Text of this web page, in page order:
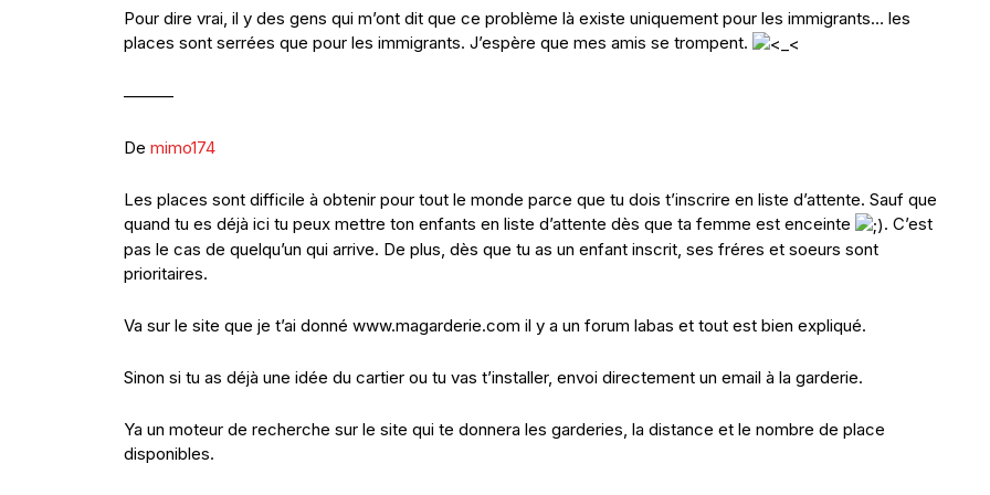
Pour dire vrai, il y des gens qui m’ont dit que ce problème là existe uniquement pour les immigrants… les
places sont serrées que pour les immigrants. J’espère que mes amis se trompent.
———
De mimo174
Les places sont difficile à obtenir pour tout le monde parce que tu dois t’inscrire en liste d’attente. Sauf que
quand tu es déjà ici tu peux mettre ton enfants en liste d’attente dès que ta femme est enceinte
. C’est
pas le cas de quelqu’un qui arrive. De plus, dès que tu as un enfant inscrit, ses fréres et soeurs sont
prioritaires.
Va sur le site que je t’ai donné www.magarderie.com il y a un forum labas et tout est bien expliqué.
Sinon si tu as déjà une idée du cartier ou tu vas t’installer, envoi directement un email à la garderie.
Ya un moteur de recherche sur le site qui te donnera les garderies, la distance et le nombre de place
disponibles.